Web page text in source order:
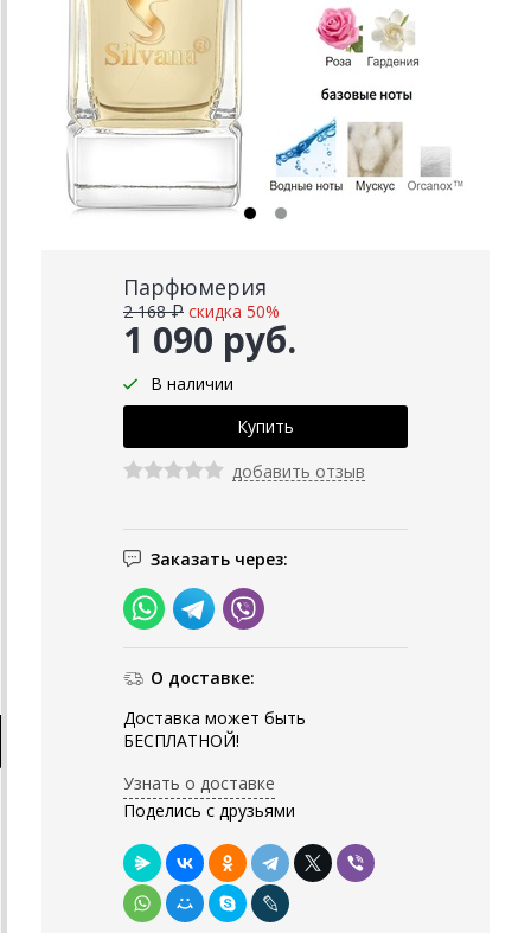
Парфюмерия
1 090 руб.
2 168 ₽ скидка 50%
В наличии
добавить отзыв
Заказать через:
О доставке:
Доставка может быть
БЕСПЛАТНОЙ!
Узнать о доставке
Поделись с друзьями